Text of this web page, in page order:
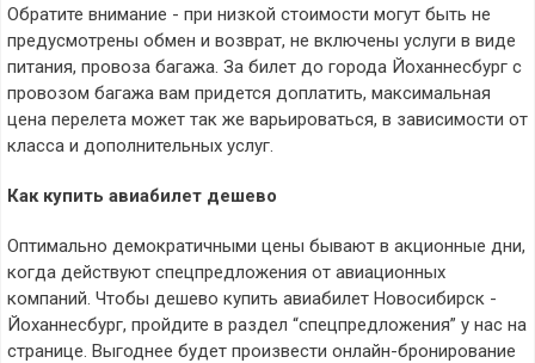
Обратите внимание - при низкой стоимости могут быть не
предусмотрены обмен и возврат, не включены услуги в виде
питания, провоза багажа. За билет до города Йоханнесбург с
провозом багажа вам придется доплатить, максимальная
цена перелета может так же варьироваться, в зависимости от
класса и дополнительных услуг.
Как купить авиабилет дешево
Оптимально демократичными цены бывают в акционные дни,
когда действуют спецпредложения от авиационных
компаний. Чтобы дешево купить авиабилет Новосибирск -
Йоханнесбург, пройдите в раздел “спецпредложения” у нас на
странице. Выгоднее будет произвести онлайн-бронирование